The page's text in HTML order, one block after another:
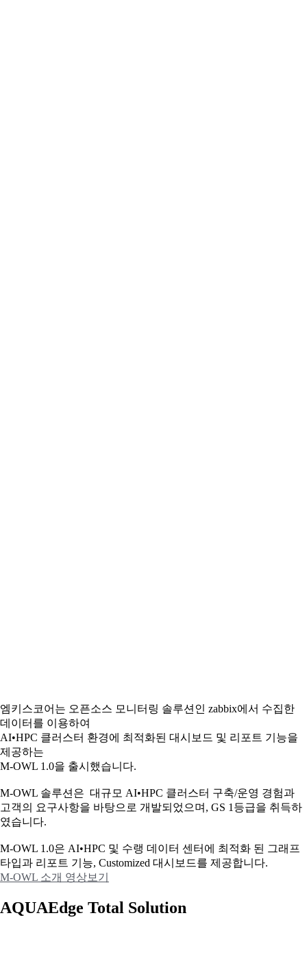
엠키스코어는 오픈소스 모니터링 솔루션인 zabbix에서 수집한
데이터를 이용하여
AI•HPC 클러스터 환경에 최적화된 대시보드 및 리포트 기능을
제공하는
M-OWL 1.0을 출시했습니다.
M-OWL 솔루션은 대규모 AI•HPC 클러스터 구축/운영 경험과
고객의 요구사항을 바탕으로 개발되었으며, GS 1등급을 취득하
였습니다.
M-OWL 1.0은 AI•HPC 및 수랭 데이터 센터에 최적화 된 그래프
타입과 리포트 기능, Customized 대시보드를 제공합니다.
M-OWL 소개 영상보기
AQUAEdge Total Solution